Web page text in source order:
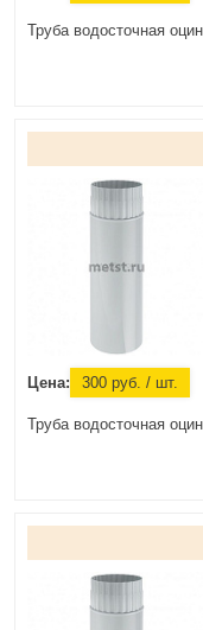
Труба водосточная
Цена: 300 руб. / шт.
Труба водосточная